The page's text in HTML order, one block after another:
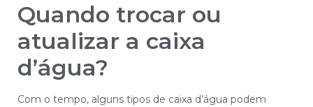
Quando trocar ou
atualizar a caixa
d’água?
Com o tempo, alguns tipos de caixa d’água podem